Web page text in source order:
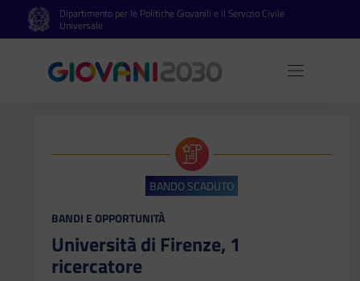
Vai al contenuto principale
Vai al footerDipartimento per le Politiche Giovanili e il Servizio Civile
Universale
Apri
BANDO SCADUTO
CATEGORIA:
BANDI E OPPORTUNITÀ
Università di Firenze, 1
ricercatore